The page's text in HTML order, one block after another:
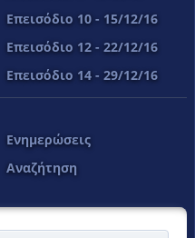
Επεισόδιο 10 - 15/12/16
Επεισόδιο 12 - 22/12/16
Επεισόδιο 14 - 29/12/16
Ενημερώσεις
Αναζήτηση